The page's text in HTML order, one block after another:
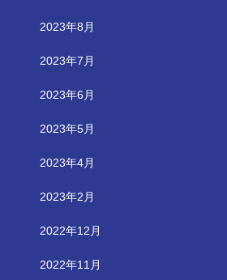
2023年8月
2023年7月
2023年6月
2023年5月
2023年4月
2023年2月
2022年12月
2022年11月